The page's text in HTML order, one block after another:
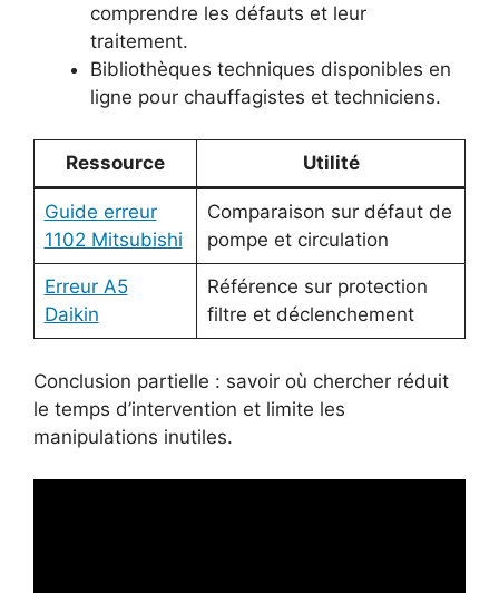
comprendre les défauts et leur
traitement.
Bibliothèques techniques disponibles en
ligne pour chauffagistes et techniciens.
Ressource Utilité
Guide erreur
1102 Mitsubishi
Comparaison sur défaut de
pompe et circulation
Erreur A5
Daikin
Référence sur protection
filtre et déclenchement
Conclusion partielle : savoir où chercher réduit
le temps d’intervention et limite les
manipulations inutiles.